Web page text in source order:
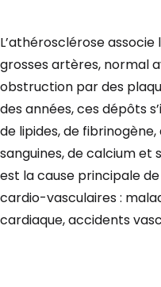
L’athérosclérose
grosses artères, normal
obstruction par des
des années, ces dépôts
de lipides, de
sanguines, de calcium et
est la cause principale
cardio-vasculaires :
cardiaque, accidents